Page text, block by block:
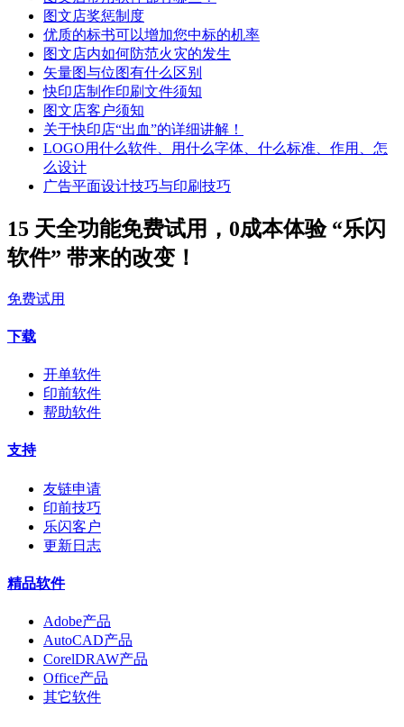
图文店奖惩制度
优质的标书可以增加您中标的机率
图文店内如何防范火灾的发生
矢量图与位图有什么区别
快印店制作印刷文件须知
图文店客户须知
关于快印店“出血”的详细讲解！
LOGO用什么软件、用什么字体、什么标准、作用、怎
么设计
广告平面设计技巧与印刷技巧
15 天全功能免费试用，0成本体验 “乐闪
软件” 带来的改变！
免费试用
下载
开单软件
印前软件
帮助软件
支持
友链申请
印前技巧
乐闪客户
更新日志
精品软件
Adobe产品
AutoCAD产品
CorelDRAW产品
Office产品
其它软件